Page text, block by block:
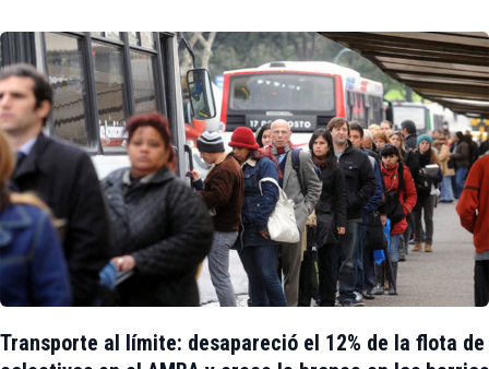
Transporte al límite: desapareció el 12% de la flota de